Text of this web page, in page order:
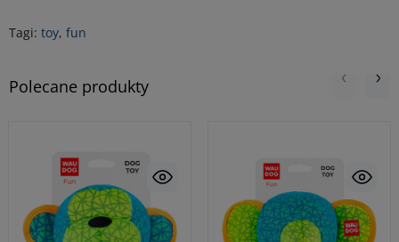
Tagi: toy, fun
Polecane produkty